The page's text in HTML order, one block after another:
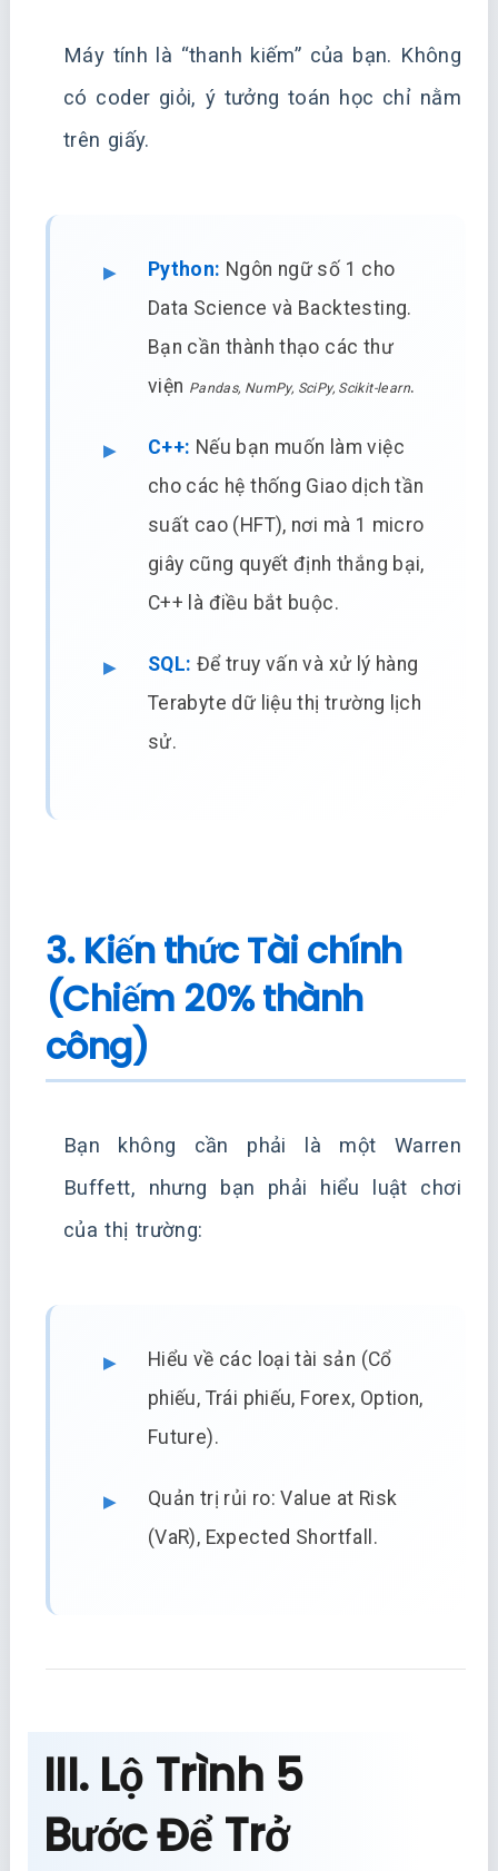
Máy tính là “thanh kiếm” của bạn. Không
có coder giỏi, ý tưởng toán học chỉ nằm
trên giấy.
Python: Ngôn ngữ số 1 cho
Data Science và Backtesting.
Bạn cần thành thạo các thư
viện Pandas, NumPy, SciPy, Scikit-learn.
C++: Nếu bạn muốn làm việc
cho các hệ thống Giao dịch tần
suất cao (HFT), nơi mà 1 micro
giây cũng quyết định thắng bại,
C++ là điều bắt buộc.
SQL: Để truy vấn và xử lý hàng
Terabyte dữ liệu thị trường lịch
sử.
3. Kiến thức Tài chính
(Chiếm 20% thành
công)
Bạn không cần phải là một Warren
Buffett, nhưng bạn phải hiểu luật chơi
của thị trường:
Hiểu về các loại tài sản (Cổ
phiếu, Trái phiếu, Forex, Option,
Future).
Quản trị rủi ro: Value at Risk
(VaR), Expected Shortfall.
III. Lộ Trình 5
Bước Để Trở